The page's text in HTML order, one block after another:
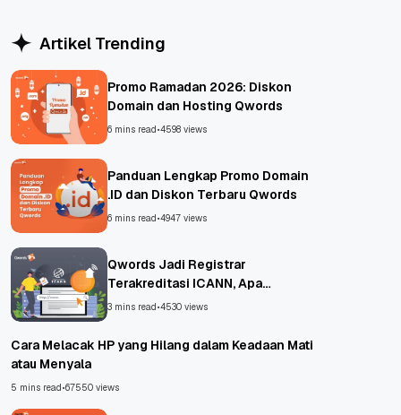
Artikel Trending
Promo Ramadan 2026: Diskon
Domain dan Hosting Qwords
6 mins read•4598 views
Panduan Lengkap Promo Domain
.ID dan Diskon Terbaru Qwords
6 mins read•4947 views
Qwords Jadi Registrar
Terakreditasi ICANN, Apa
Untungnya?
3 mins read•4530 views
Cara Melacak HP yang Hilang dalam Keadaan Mati
atau Menyala
5 mins read•67550 views